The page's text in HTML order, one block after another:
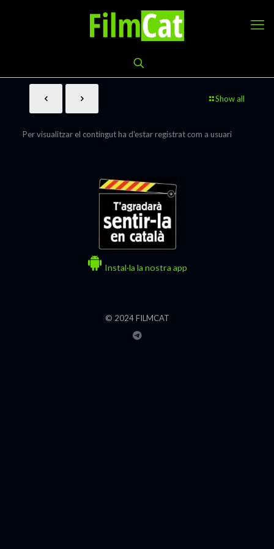
Show all
Per visualitzar el contingut ha d'estar registrat com a usuari
Instal·la la nostra app
© 2024 FILMCAT